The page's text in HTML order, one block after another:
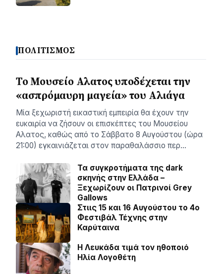
ΠΟΛΙΤΙΣΜΟΣ
Το Μουσείο Αλατος υποδέχεται την
«ασπρόμαυρη μαγεία» του Αλιάγα
Μία ξεχωριστή εικαστική εμπειρία θα έχουν την
ευκαιρία να ζήσουν οι επισκέπτες του Μουσείου
Αλατος, καθώς από το Σάββατο 8 Αυγούστου (ώρα
21:00) εγκαινιάζεται στον παραθαλάσσιο περ…
Τα συγκροτήματα της dark
σκηνής στην Ελλάδα –
Ξεχωρίζουν οι Πατρινοί Grey
Gallows
Στιις 15 και 16 Αυγούστου το 4ο
Φεστιβάλ Τέχνης στην
Καρύταινα
Η Λευκάδα τιμά τον ηθοποιό
Ηλία Λογοθέτη